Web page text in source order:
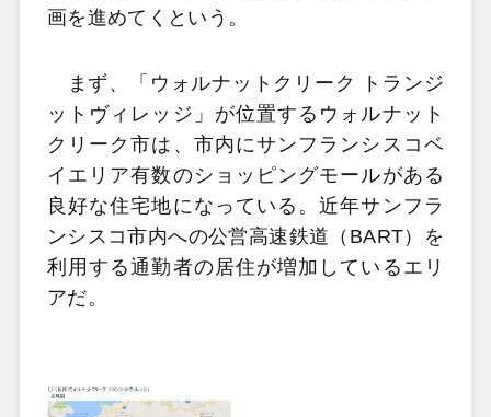
画を進めてくという。
まず、「ウォルナットクリーク トランジ
ットヴィレッジ」が位置するウォルナット
クリーク市は、市内にサンフランシスコベ
イエリア有数のショッピングモールがある
良好な住宅地になっている。近年サンフラ
ンシスコ市内への公営高速鉄道（BART）を
利用する通勤者の居住が増加しているエリ
アだ。